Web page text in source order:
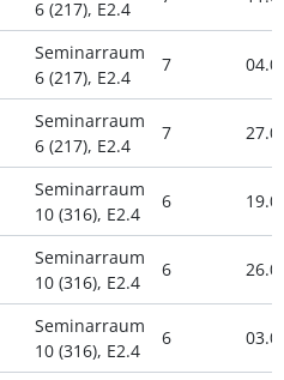
6 (217), E2.4
Seminarraum
6 (217), E2.4
7
Seminarraum
6 (217), E2.4
7
Seminarraum
10 (316), E2.4
6
Seminarraum
10 (316), E2.4
6
Seminarraum
10 (316), E2.4
6